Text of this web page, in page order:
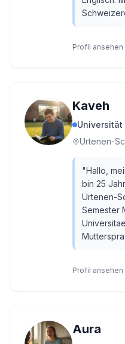
Profil ansehen
Kaveh
Universität
Urtenen-
"Hallo,
bin 25
Urtenen-
Semester
Profil ansehen
Aura